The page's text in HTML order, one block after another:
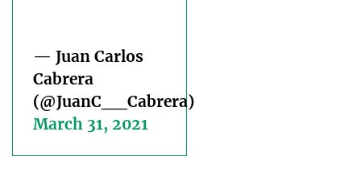
— Juan Carlos
Cabrera
(@JuanC__Cabrera)
March 31, 2021